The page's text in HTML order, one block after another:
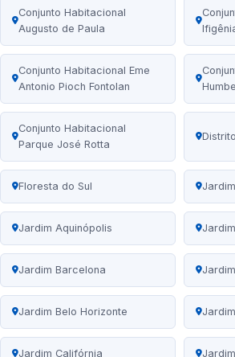
Conjunto Habitacional
Augusto de Paula
Conjunto Habitacional Eme
Antonio Pioch Fontolan
Conjunto Habitacional
Parque José Rotta
Floresta do Sul
Jardim Aquinópolis
Jardim Barcelona
Jardim Belo Horizonte
Jardim Califórnia